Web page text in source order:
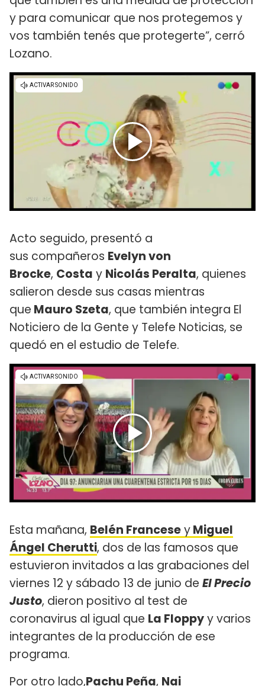
y para comunicar que nos protegemos y
vos también tenés que protegerte”, cerró
Lozano.
Acto seguido, presentó a
sus compañeros Evelyn von
Brocke, Costa y Nicolás Peralta, quienes
salieron desde sus casas mientras
que Mauro Szeta, que también integra El
Noticiero de la Gente y Telefe Noticias, se
quedó en el estudio de Telefe.
Esta mañana, Belén FranceseyMiguel
Ángel Cherutti, dos de las famosos que
estuvieron invitados a las grabaciones del
viernes 12 y sábado 13 de junio de El Precio
Justo, dieron positivo al test de
coronavirus al igual que La Floppyy varios
integrantes de la producción de ese
programa.
Por otro lado,Pachu Peña, Nai